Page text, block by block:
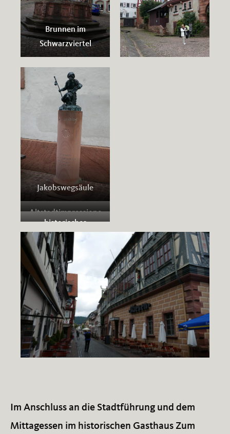
Brunnen im
Schwarzviertel
Jakobswegsäule
Altstadtimpressione
historisches
Gasthaus Zum Riesen
Im Anschluss an die Stadtführung und dem
Mittagessen im historischen Gasthaus Zum